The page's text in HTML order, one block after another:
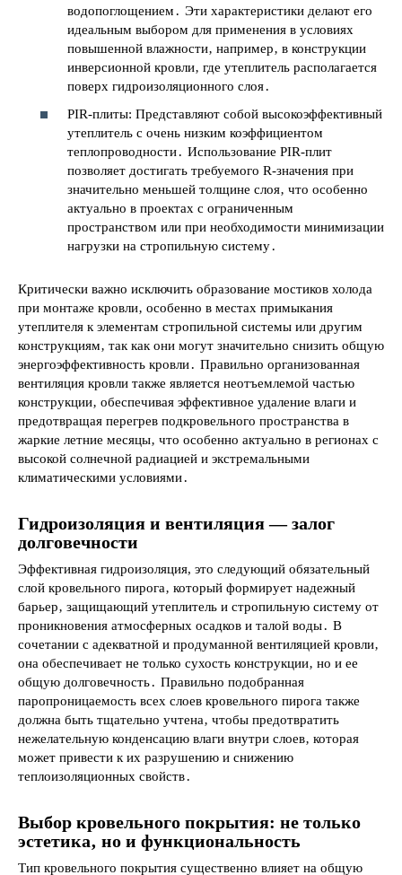
водопоглощением․ Эти характеристики делают его
идеальным выбором для применения в условиях
повышенной влажности‚ например‚ в конструкции
инверсионной кровли‚ где утеплитель располагается
поверх гидроизоляционного слоя․
PIR-плиты: Представляют собой высокоэффективный
утеплитель с очень низким коэффициентом
теплопроводности․ Использование PIR-плит
позволяет достигать требуемого R-значения при
значительно меньшей толщине слоя‚ что особенно
актуально в проектах с ограниченным
пространством или при необходимости минимизации
нагрузки на стропильную систему․
Критически важно исключить образование мостиков холода
при монтаже кровли‚ особенно в местах примыкания
утеплителя к элементам стропильной системы или другим
конструкциям‚ так как они могут значительно снизить общую
энергоэффективность кровли․ Правильно организованная
вентиляция кровли также является неотъемлемой частью
конструкции‚ обеспечивая эффективное удаление влаги и
предотвращая перегрев подкровельного пространства в
жаркие летние месяцы‚ что особенно актуально в регионах с
высокой солнечной радиацией и экстремальными
климатическими условиями․
Гидроизоляция и вентиляция — залог
долговечности
Эффективная гидроизоляция, это следующий обязательный
слой кровельного пирога‚ который формирует надежный
барьер‚ защищающий утеплитель и стропильную систему от
проникновения атмосферных осадков и талой воды․ В
сочетании с адекватной и продуманной вентиляцией кровли‚
она обеспечивает не только сухость конструкции‚ но и ее
общую долговечность․ Правильно подобранная
паропроницаемость всех слоев кровельного пирога также
должна быть тщательно учтена‚ чтобы предотвратить
нежелательную конденсацию влаги внутри слоев‚ которая
может привести к их разрушению и снижению
теплоизоляционных свойств․
Выбор кровельного покрытия: не только
эстетика‚ но и функциональность
Тип кровельного покрытия существенно влияет на общую